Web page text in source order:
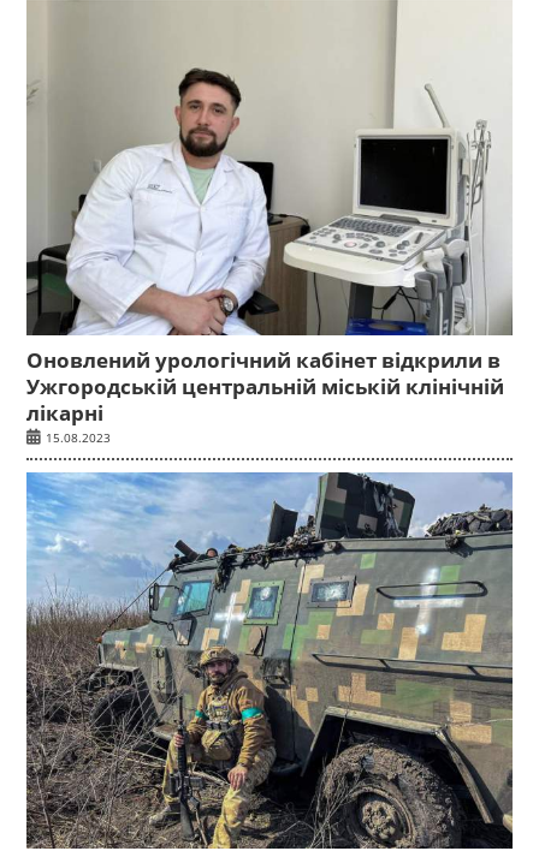
Оновлений урологічний кабінет відкрили в
Ужгородській центральній міській клінічній
лікарні
15.08.2023